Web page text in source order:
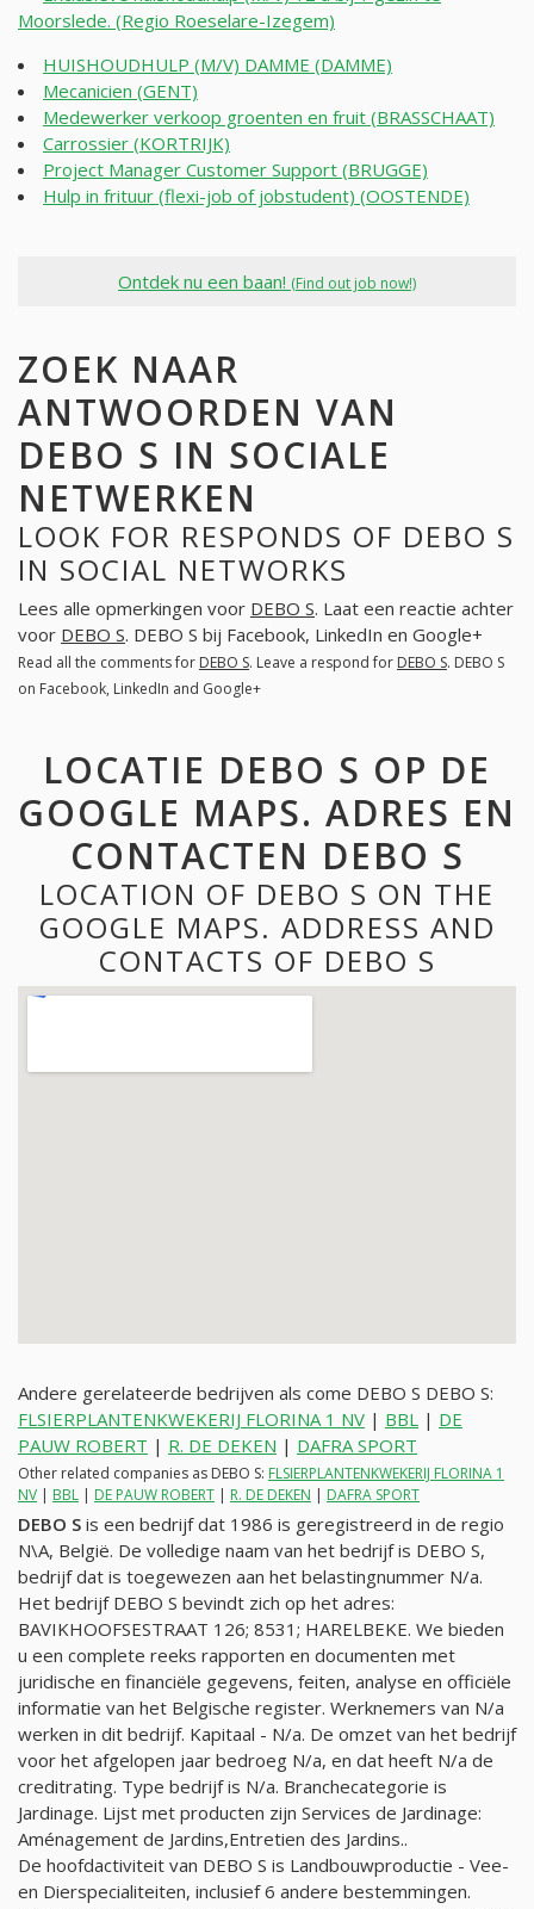
Moorslede. (Regio Roeselare-Izegem)
HUISHOUDHULP (M/V) DAMME (DAMME)
Mecanicien (GENT)
Medewerker verkoop groenten en fruit (BRASSCHAAT)
Carrossier (KORTRIJK)
Project Manager Customer Support (BRUGGE)
Hulp in frituur (flexi-job of jobstudent) (OOSTENDE)
Ontdek nu een baan! (Find out job now!)
ZOEK NAAR
ANTWOORDEN VAN
DEBO S IN SOCIALE
NETWERKEN
LOOK FOR RESPONDS OF DEBO S
IN SOCIAL NETWORKS
Lees alle opmerkingen voor DEBO S. Laat een reactie achter
voor DEBO S. DEBO S bij Facebook, LinkedIn en Google+
Read all the comments for DEBO S. Leave a respond for DEBO S. DEBO S
on Facebook, LinkedIn and Google+
LOCATIE DEBO S OP DE
GOOGLE MAPS. ADRES EN
CONTACTEN DEBO S
LOCATION OF DEBO S ON THE
GOOGLE MAPS. ADDRESS AND
CONTACTS OF DEBO S
Andere gerelateerde bedrijven als come DEBO S DEBO S:
FLSIERPLANTENKWEKERIJ FLORINA 1 NV | BBL | DE
PAUW ROBERT | R. DE DEKEN | DAFRA SPORT
Other related companies as DEBO S: FLSIERPLANTENKWEKERIJ FLORINA 1
NV | BBL | DE PAUW ROBERT | R. DE DEKEN | DAFRA SPORT
DEBO S is een bedrijf dat 1986 is geregistreerd in de regio
N\A, België. De volledige naam van het bedrijf is DEBO S,
bedrijf dat is toegewezen aan het belastingnummer N/a.
Het bedrijf DEBO S bevindt zich op het adres:
BAVIKHOOFSESTRAAT 126; 8531; HARELBEKE. We bieden
u een complete reeks rapporten en documenten met
juridische en financiële gegevens, feiten, analyse en officiële
informatie van het Belgische register. Werknemers van N/a
werken in dit bedrijf. Kapitaal - N/a. De omzet van het bedrijf
voor het afgelopen jaar bedroeg N/a, en dat heeft N/a de
creditrating. Type bedrijf is N/a. Branchecategorie is
Jardinage. Lijst met producten zijn Services de Jardinage:
Aménagement de Jardins,Entretien des Jardins..
De hoofdactiviteit van DEBO S is Landbouwproductie - Vee-
en Dierspecialiteiten, inclusief 6 andere bestemmingen.